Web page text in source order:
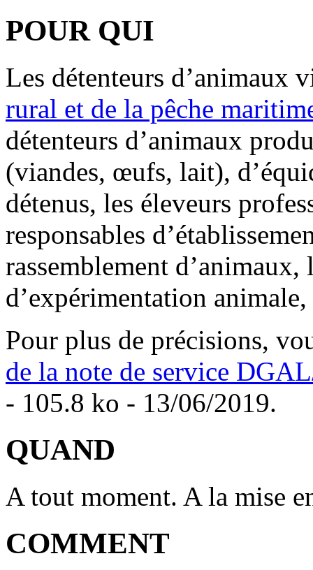
POUR QUI
Les détenteurs d’animaux
rural et de la pêche
détenteurs d’animaux
(viandes, œufs, lait),
détenus, les éleveurs
responsables
rassemblement d’animaux,
d’expérimentation
Pour plus de précisions,
de la note de service
- 105.8 ko - 13/06/2019.
QUAND
A tout moment. A la mise
COMMENT